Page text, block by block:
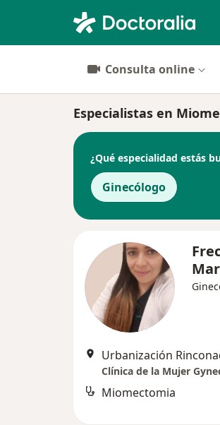
Consulta online
Especialistas en
¿Qué especialidad estás
Ginecólogo
Clínica de la Mujer
Miomectomia